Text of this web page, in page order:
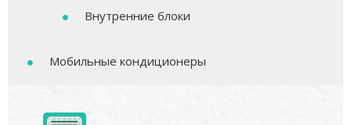
Внутренние блоки
Мобильные кондиционеры